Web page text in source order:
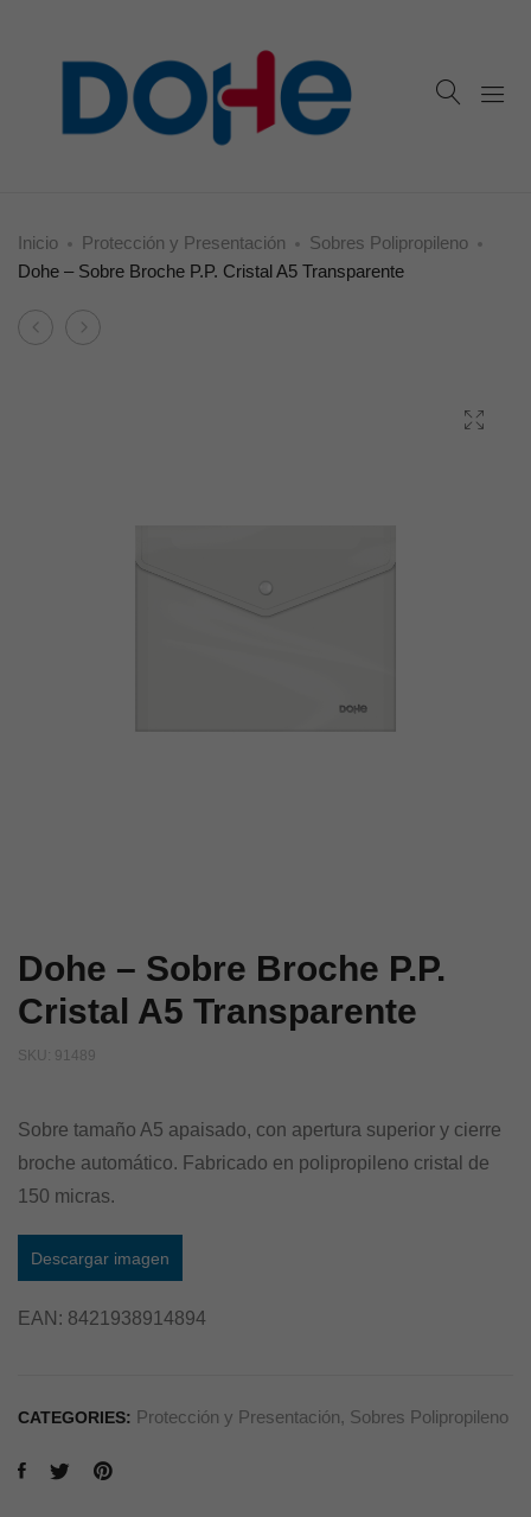
Inicio Protección y Presentación
Sobres Polipropileno
Dohe – Sobre Broche P.P. Cristal A5 Transparente
Product
Dohe
Dohe
Dohe – Sobre Broche P.P.
Cristal A5 Transparente
SKU: 91489
Sobre tamaño A5 apaisado, con apertura superior y cierre
broche automático. Fabricado en polipropileno cristal de
150 micras.
Descargar imagen
EAN: 8421938914894
CATEGORIES: Protección y Presentación, Sobres Polipropileno